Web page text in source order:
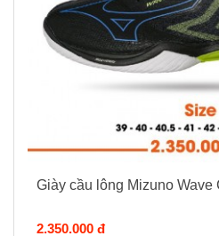
Giày cầu lông Mizuno Wave
2.350.000 đ